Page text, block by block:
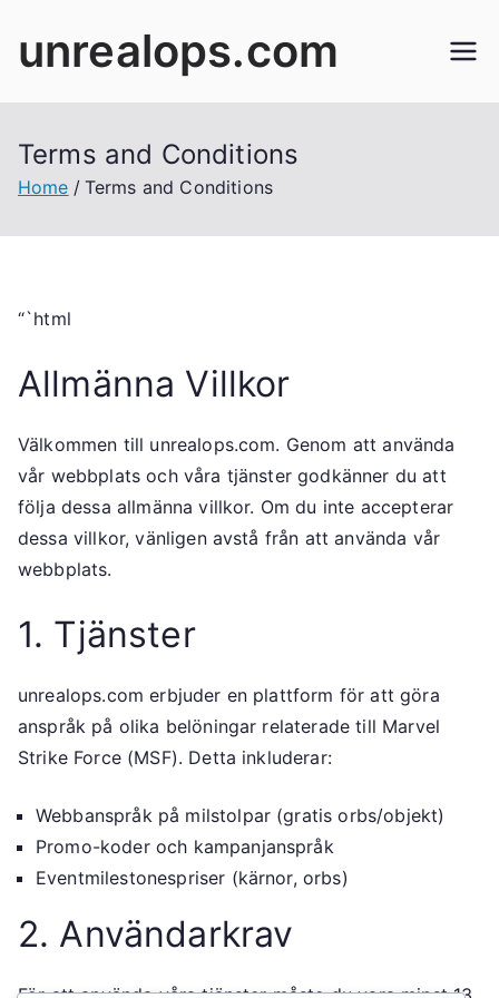
unrealops.com
Terms and Conditions
Home Terms and Conditions
“`html
Allmänna Villkor
Välkommen till unrealops.com. Genom att använda
vår webbplats och våra tjänster godkänner du att
följa dessa allmänna villkor. Om du inte accepterar
dessa villkor, vänligen avstå från att använda vår
webbplats.
1. Tjänster
unrealops.com erbjuder en plattform för att göra
anspråk på olika belöningar relaterade till Marvel
Strike Force (MSF). Detta inkluderar:
Webbanspråk på milstolpar (gratis orbs/objekt)
Promo-koder och kampanjanspråk
Eventmilestonespriser (kärnor, orbs)
2. Användarkrav